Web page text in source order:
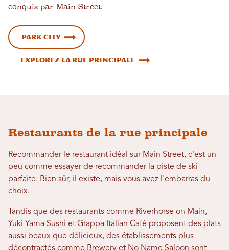
conquis par Main Street.
Park City
Explorez la rue principale
Restaurants de la rue principale
Recommander le restaurant idéal sur Main Street, c'est un
peu comme essayer de recommander la piste de ski
parfaite. Bien sûr, il existe, mais vous avez l'embarras du
choix.
Tandis que des restaurants comme Riverhorse on Main,
Yuki Yama Sushi et Grappa Italian Café proposent des plats
aussi beaux que délicieux, des établissements plus